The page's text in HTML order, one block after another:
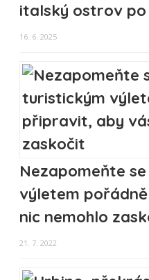
italský ostrov po
16. 6. 2025
Nezapomeňte
výletem
nic nemohlo
21. 7. 2022